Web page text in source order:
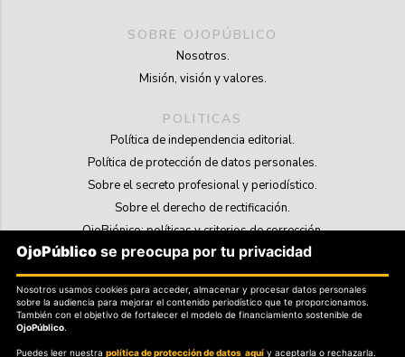
SOBRE OJOPÚBLICO
Nosotros.
Misión, visión y valores.
POLITICAS
Política de independencia editorial.
Política de protección de datos personales.
Sobre el secreto profesional y periodístico.
Sobre el derecho de rectificación.
OjoBiónico: políticas y criterios de corrección.
Sobre libertad de información frente a pedidos de retiro de contenidos.
SOSTENIBILIDAD
La Tienda de OjoPúblico.
OjoPúblico se preocupa por tu privacidad
Nosotros usamos cookies para acceder, almacenar y procesar datos personales
sobre la audiencia para mejorar el contenido periodístico que te proporcionamos.
También con el objetivo de fortalecer el modelo de financiamiento sostenible de
OjoPúblico.
Puedes leer nuestrapolítica de protección de datos aquí y aceptarla o rechazarla.